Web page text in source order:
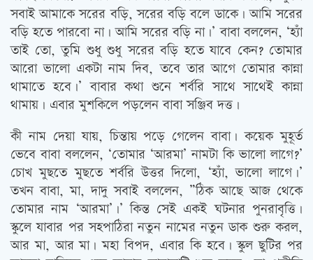
সবাই আমাকে সরের বড়ি, সরের বড়ি বলে ডাকে। আমি সরের
বড়ি হতে পারবো না। আমি সরের বড়ি না।’ বাবা বললেন, ‘হ্যাঁ
তাই তো, তুমি শুধু শুধু সরের বড়ি হতে যাবে কেন? তোমার
আরো ভালো একটা নাম দিব, তবে তার আগে তোমার কান্না
থামাতে হবে।’ বাবার কথা শুনে শর্বরি সাথে সাথেই কান্না
থামায়। এবার মুশকিলে পড়লেন বাবা সঞ্জিব দত্ত।
কী নাম দেয়া যায়, চিন্তায় পড়ে গেলেন বাবা। কয়েক মুহূর্ত
ভেবে বাবা বললেন, ‘তোমার ‘আরমা’ নামটা কি ভালো লাগে?’
চোখ মুছতে মুছতে শর্বরি উত্তর দিলো, ‘হ্যাঁ, ভালো লাগে।’
তখন বাবা, মা, দাদু সবাই বললেন, ”ঠিক আছে আজ থেকে
তোমার নাম ‘আরমা’।’ কিন্ত সেই একই ঘটনার পুনরাবৃত্তি।
স্কুলে যাবার পর সহপাঠিরা নতুন নামের নতুন ডাক শুরু করল,
আর মা, আর মা। মহা বিপদ, এবার কি হবে। স্কুল ছুটির পর